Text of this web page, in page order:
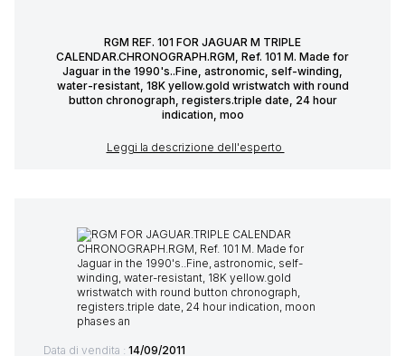
RGM REF. 101 FOR JAGUAR M TRIPLE
CALENDAR.CHRONOGRAPH.RGM, Ref. 101 M. Made for
Jaguar in the 1990's..Fine, astronomic, self-winding,
water-resistant, 18K yellow.gold wristwatch with round
button chronograph, registers.triple date, 24 hour
indication, moo
Leggi la descrizione dell'esperto
Data di vendita : 14/09/2011